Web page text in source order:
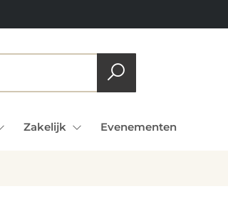
Zakelijk Evenementen